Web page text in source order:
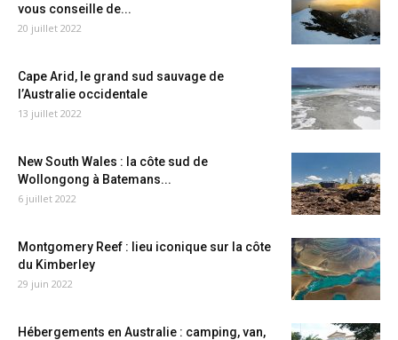
vous conseille de...
20 juillet 2022
Cape Arid, le grand sud sauvage de
l’Australie occidentale
13 juillet 2022
New South Wales : la côte sud de
Wollongong à Batemans...
6 juillet 2022
Montgomery Reef : lieu iconique sur la côte
du Kimberley
29 juin 2022
Hébergements en Australie : camping, van,